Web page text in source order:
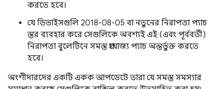
করতে হবে।
যে ডিভাইসগুলি 2018-08-05 বা নতুনের নিরাপত্তা প্যাচ
স্তর ব্যবহার করে সেগুলিকে অবশ্যই এই (এবং পূর্ববর্তী)
নিরাপত্তা বুলেটিনে সমস্ত প্রযোজ্য প্যাচ অন্তর্ভুক্ত করতে
হবে।
অংশীদারদের একটি একক আপডেটে তারা যে সমস্ত সমস্যার